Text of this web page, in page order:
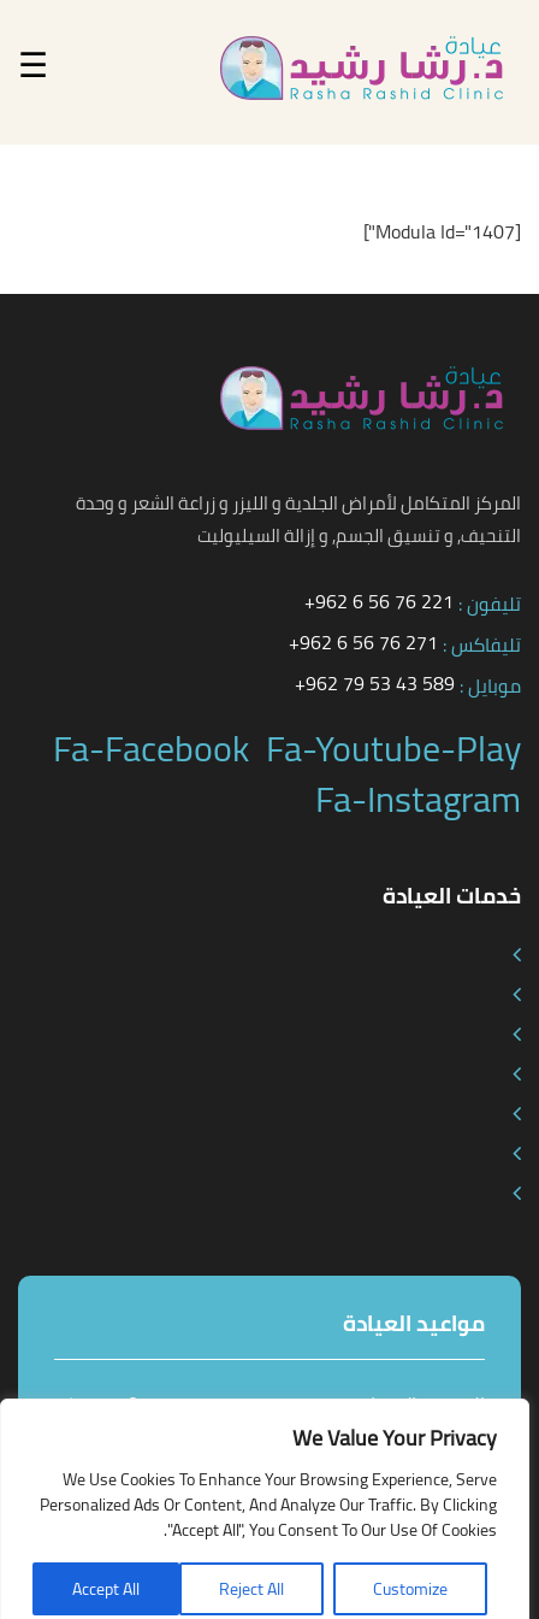
We Value Your Privacy
We Use Cookies To Enhance Your Browsing Experience, Serve
Personalized Ads Or Content, And Analyze Our Traffic. By Clicking
"Accept All", You Consent To Our Use Of Cookies.
Customize
Reject All
Accept All
☰
[Modula Id="1407"]
المركز المتكامل لأمراض الجلدية و الليزر و زراعة الشعر و وحدة
التنحيف, و تنسيق الجسم, و إزالة السيليوليت
تليفون : 221 76 56 6 962+
تليفاكس : 271 76 56 6 962+
موبايل :589 43 53 79 962+
Fa-Youtube-Play
Fa-Facebook
Fa-Instagram
خدمات العيادة
مواعيد العيادة
السبت - الاربعاء 10ص - 4م
حقوق النشر محفوظة 2019 | عيادة الدكتورة رشا رشيد